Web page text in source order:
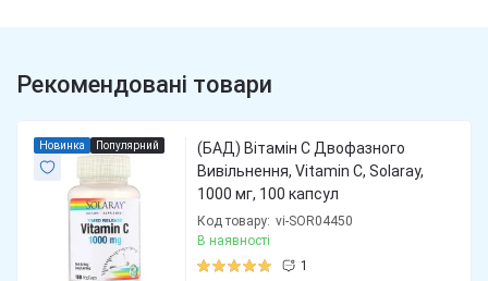
Рекомендовані товари
Новинка Популярний
(БАД) Вітамін С Двофазного
Вивільнення, Vitamin C, Solaray,
1000 мг, 100 капсул
Код товару: vi-SOR04450
В наявності
1